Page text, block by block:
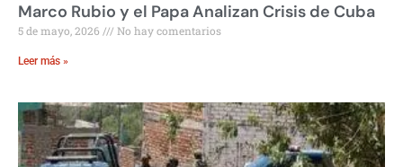
Marco Rubio y el Papa Analizan Crisis de Cuba
5 de mayo, 2026 No hay comentarios
Leer más »